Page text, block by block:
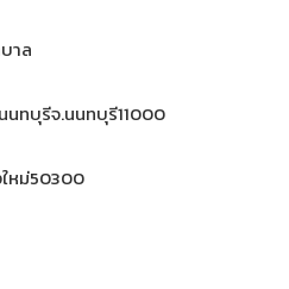
าล
นทบุรีจ.นนทบุรี11000
หม่50300